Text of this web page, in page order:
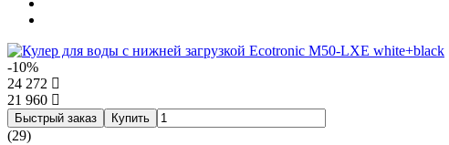
-10%
24 272
21 960
Быстрый заказ Купить
(29)